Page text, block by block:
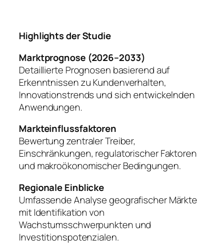
Highlights der Studie
Marktprognose (2026–2033)
Detaillierte Prognosen basierend auf
Erkenntnissen zu Kundenverhalten,
Innovationstrends und sich entwickelnden
Anwendungen.
Markteinflussfaktoren
Bewertung zentraler Treiber,
Einschränkungen, regulatorischer Faktoren
und makroökonomischer Bedingungen.
Regionale Einblicke
Umfassende Analyse geografischer Märkte
mit Identifikation von
Wachstumsschwerpunkten und
Investitionspotenzialen.